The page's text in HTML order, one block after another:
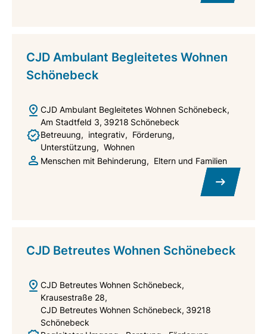
CJD Ambulant Begleitetes Wohnen
Schönebeck
CJD Ambulant Begleitetes Wohnen Schönebeck
Am Stadtfeld 3 39218 Schönebeck
Betreuung
integrativ
Förderung
Unterstützung
Wohnen
Menschen mit Behinderung
Eltern und Familien
CJD Betreutes Wohnen Schönebeck
CJD Betreutes Wohnen Schönebeck
Krausestraße 28
CJD Betreutes Wohnen Schönebeck 39218
Schönebeck